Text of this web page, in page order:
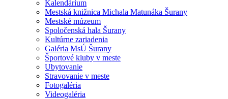
Kalendárium
Mestská knižnica Michala Matunáka Šurany
Mestské múzeum
Spoločenská hala Šurany
Kultúrne zariadenia
Galéria MsÚ Šurany
Športové kluby v meste
Ubytovanie
Stravovanie v meste
Fotogaléria
Videogaléria